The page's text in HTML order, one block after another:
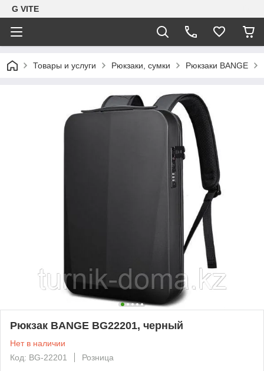
G VITE
Товары и услуги Рюкзаки, сумки Рюкзаки BANGE
Рюкзак BANGE BG22201, черный
Нет в наличии
Код: BG-22201
Розница